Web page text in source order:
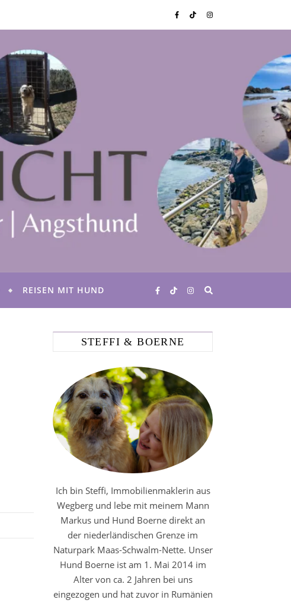
REISEN MIT HUND
STEFFI & BOERNE
Ich bin Steffi, Immobilienmaklerin aus
Wegberg und lebe mit meinem Mann
Markus und Hund Boerne direkt an
der niederländischen Grenze im
Naturpark Maas-Schwalm-Nette. Unser
Hund Boerne ist am 1. Mai 2014 im
Alter von ca. 2 Jahren bei uns
eingezogen und hat zuvor in Rumänien